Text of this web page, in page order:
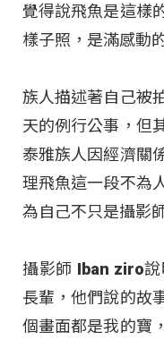
覺得說飛魚是這樣
樣子照，是滿感動的
族人描述著自己被
天的例行公事，但
泰雅族人因經濟關
理飛魚這一段不為
為自己不只是攝影
攝影師 Iban ziro
長輩，他們說的故
個畫面都是我的寶